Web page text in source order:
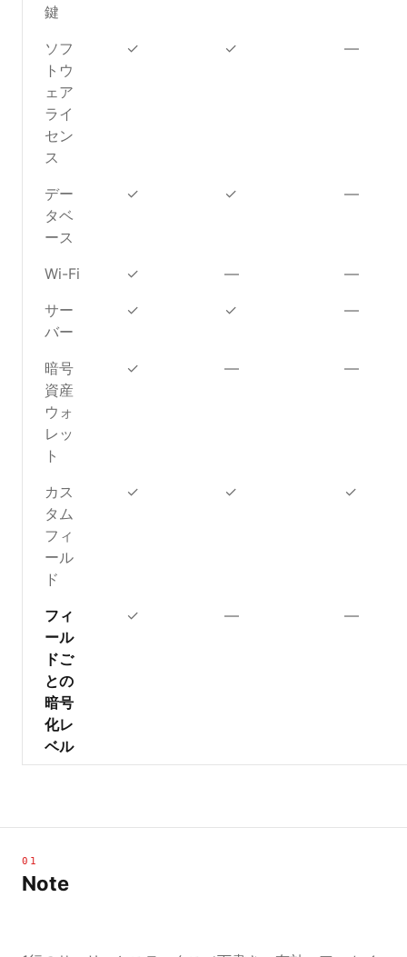
鍵
ソフ
トウ
ェア
ライ
セン
ス
✓ ✓ —
デー
タベ
ース
✓ ✓ —
Wi-Fi ✓ —
—
サー
バー
✓ ✓ —
暗号
資産
ウォ
レッ
ト
✓ — —
カス
タム
フィ
ール
ド
✓ ✓ ✓
フィ
ール
ドご
との
暗号
化レ
ベル
✓ — —
01
Note